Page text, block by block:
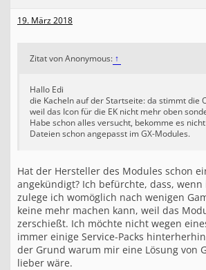
19. März 2018
Zitat von Anonymous: ↑
Hallo Edi
die Kacheln auf der Startseite: da stimmt die
weil das Icon für die EK nicht mehr oben
Habe schon alles versucht, bekomme es
Dateien schon angepasst im GX-Modules.
Hat der Hersteller des Modules schon
angekündigt? Ich befürchte, dass,
zulege ich womöglich nach wenigen
keine mehr machen kann, weil das
zerschießt. Ich möchte nicht wegen
immer einige Service-Packs
der Grund warum mir eine Lösung von
lieber wäre.